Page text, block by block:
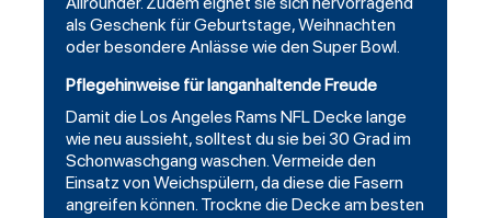
als Geschenk für Geburtstage, Weihnachten
oder besondere Anlässe wie den Super Bowl.
Pflegehinweise für langanhaltende Freude
Damit die Los Angeles Rams NFL Decke lange
wie neu aussieht, solltest du sie bei 30 Grad im
Schonwaschgang waschen. Vermeide den
Einsatz von Weichspülern, da diese die Fasern
angreifen können. Trockne die Decke am besten